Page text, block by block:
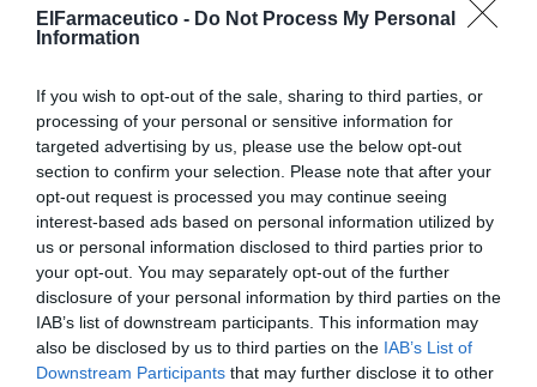
ElFarmaceutico - Do Not Process My Personal
Information
If you wish to opt-out of the sale, sharing to third parties, or
processing of your personal or sensitive information for
targeted advertising by us, please use the below opt-out
section to confirm your selection. Please note that after your
opt-out request is processed you may continue seeing
interest-based ads based on personal information utilized by
us or personal information disclosed to third parties prior to
your opt-out. You may separately opt-out of the further
disclosure of your personal information by third parties on the
IAB’s list of downstream participants. This information may
also be disclosed by us to third parties on the IAB’s List of
Downstream Participants that may further disclose it to other
del paciente.
día) para la prevención de las recurrencias, reduciendo,
de esta forma, el uso de antibióticos para evitar la
fomación de resistencias a estos. CystiPlus®también
ayuda a tratar la cistitis como coadyuvante a la terapia
antibiótica y/ o como tratamiento a los primeros
síntomas para evitar que la infección se acelere.
Añadir El Farmacéutico
como fuente preferida
de Google de forma gratuita
Mantente informado con las últimas noticias de actualidad.
ACTIVAR AHORA